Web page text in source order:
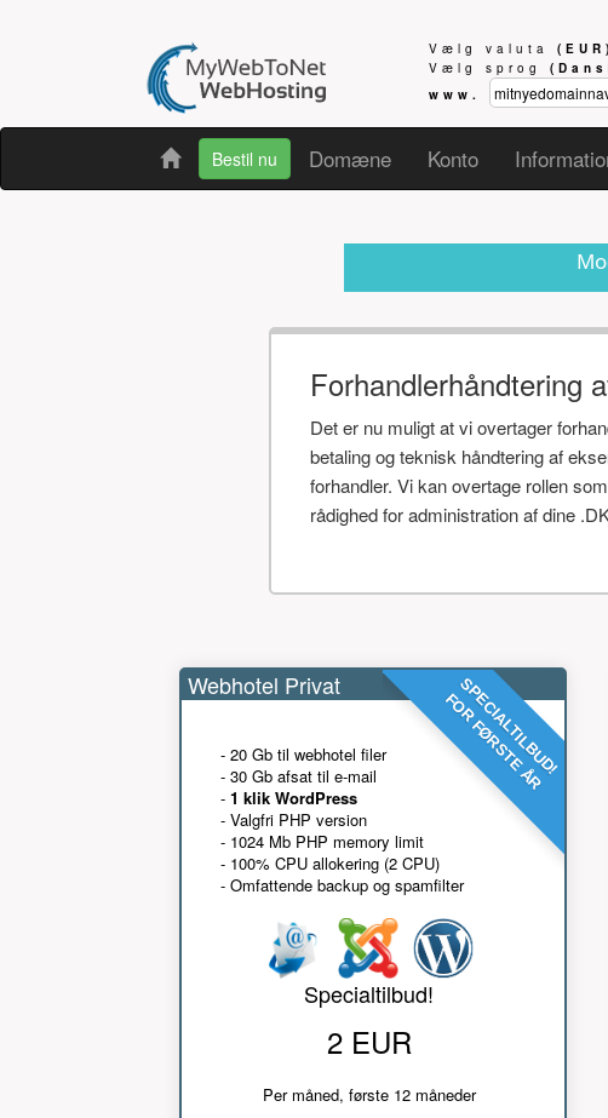
Vælg valuta (EUR)
Vælg sprog
www.
Bestil nu Domæne Konto
Modtager du/i
Forhandlerhåndtering
Det er nu muligt at vi overtager
betaling og teknisk håndtering af
forhandler. Vi kan overtage rollen
rådighed for administration af dine
SPECIALTILBUD!
FOR FØRSTE ÅR
Webhotel Privat
- 20 Gb til webhotel filer
- 30 Gb afsat til e-mail
- 1 klik WordPress
- Valgfri PHP version
- 1024 Mb PHP memory limit
- 100% CPU allokering (2 CPU)
- Omfattende backup og spamfilter
Specialtilbud!
2 EUR
Per måned, første 12 måneder